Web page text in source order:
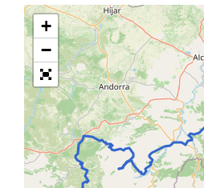
+
−